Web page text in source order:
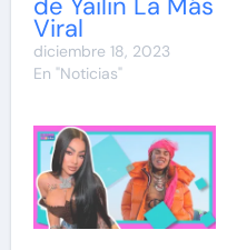
Viral
diciembre 18, 2023
En "Noticias"